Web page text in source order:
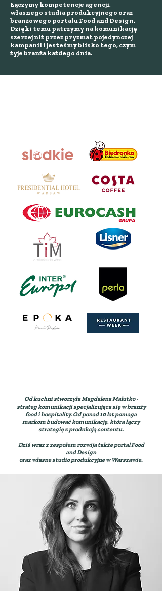
Łączymy kompetencje agencji,
własnego studia produkcyjnego oraz
branżowego portalu Food and Design.
Dzięki temu patrzymy na komunikację
szerzej niż przez pryzmat pojedynczej
kampanii i jesteśmy blisko tego, czym
żyje branża każdego dnia.
Od kuchni stworzyła Magdalena Malutko -
strateg komunikacji specjalizująca się w branży
food i hospitality. Od ponad 10 lat pomaga
markom budować komunikację, która łączy
strategię z produkcją contentu.
Dziś wraz z zespołem rozwija także portal Food
and Design
oraz własne studio produkcyjne w Warszawie.